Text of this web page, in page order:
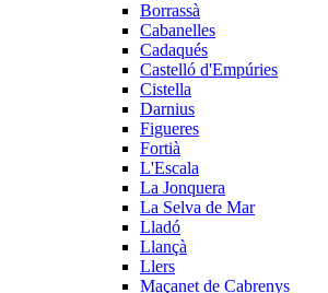
Borrassà
Cabanelles
Cadaqués
Castelló d'Empúries
Cistella
Darnius
Figueres
Fortià
L'Escala
La Jonquera
La Selva de Mar
Lladó
Llançà
Llers
Maçanet de Cabrenys